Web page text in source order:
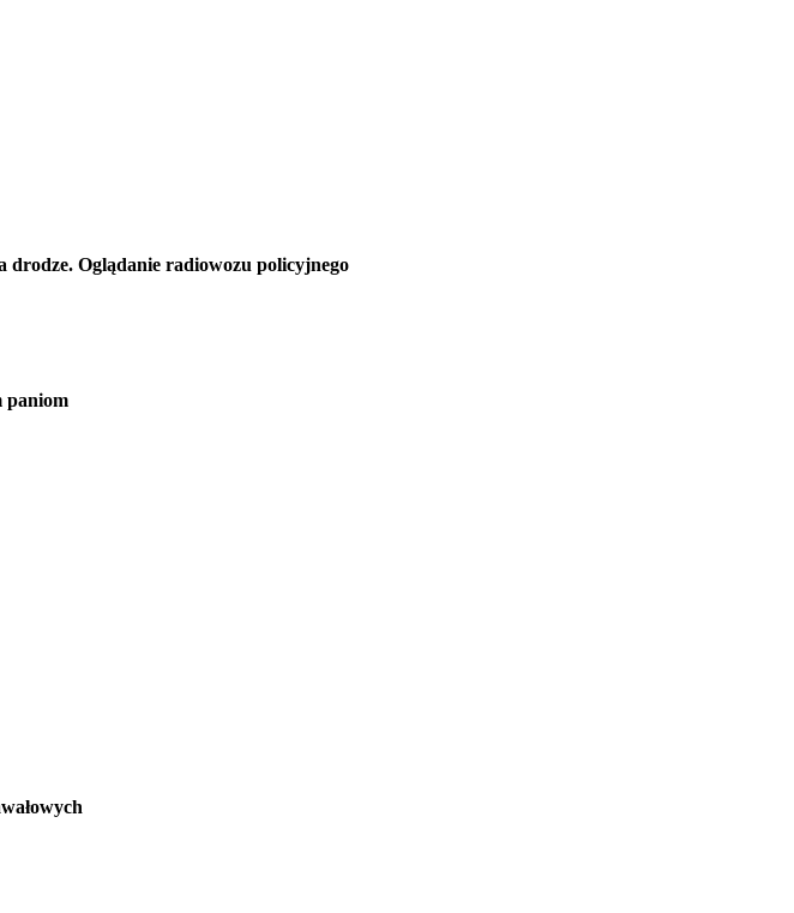
drodze. Oglądanie radiowozu policyjnego
paniom